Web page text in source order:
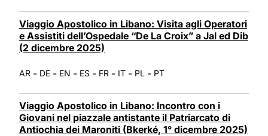
Viaggio Apostolico in Libano: Visita agli Operatori
e Assistiti dell’Ospedale “De La Croix” a Jal ed Dib
(2 dicembre 2025)
AR - DE - EN - ES - FR - IT - PL - PT
Viaggio Apostolico in Libano: Incontro con i
Giovani nel piazzale antistante il Patriarcato di
Antiochia dei Maroniti (Bkerké, 1° dicembre 2025)